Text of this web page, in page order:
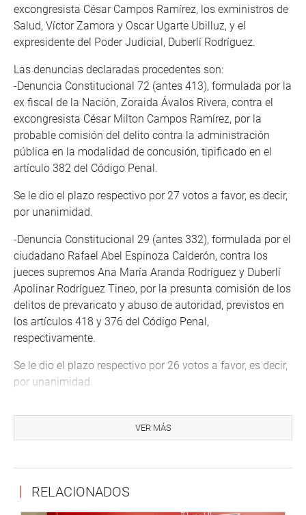
excongresista César Campos Ramírez, los exministros de
Salud, Víctor Zamora y Oscar Ugarte Ubilluz, y el
expresidente del Poder Judicial, Duberlí Rodríguez.
Las denuncias declaradas procedentes son:
-Denuncia Constitucional 72 (antes 413), formulada por la
ex fiscal de la Nación, Zoraida Ávalos Rivera, contra el
excongresista César Milton Campos Ramírez, por la
probable comisión del delito contra la administración
pública en la modalidad de concusión, tipificado en el
artículo 382 del Código Penal.
Se le dio el plazo respectivo por 27 votos a favor, es decir,
por unanimidad.
-Denuncia Constitucional 29 (antes 332), formulada por el
ciudadano Rafael Abel Espinoza Calderón, contra los
jueces supremos Ana María Aranda Rodríguez y Duberlí
Apolinar Rodríguez Tineo, por la presunta comisión de los
delitos de prevaricato y abuso de autoridad, previstos en
los artículos 418 y 376 del Código Penal,
respectivamente.
Se le dio el plazo respectivo por 26 votos a favor, es decir,
por unanimidad.
-La Denuncia Constitucional 367, formulada por el
Salud, por la presunta infracción constitucional de los
VER MÁS
RELACIONADOS